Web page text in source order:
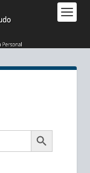
BOTÓN DE BÚSQUEDA